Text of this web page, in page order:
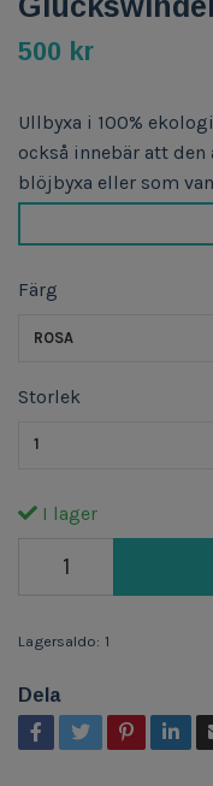
500 kr
Ullbyxa i 100%
också innebär att
blöjbyxa eller som
Färg
ROSA
Storlek
1
I lager
Lagersaldo: 1
Dela